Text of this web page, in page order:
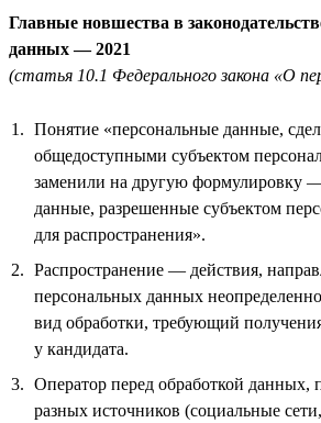
Главные новшества в
данных — 2021
(статья 10.1 Федерального закона «О
Понятие «персональные данные,
общедоступными субъектом
заменили на другую формулировку
данные, разрешенные субъектом
для распространения».
Распространение — действия,
персональных данных
вид обработки, требующий
у кандидата.
Оператор перед обработкой данных,
разных источников (социальные